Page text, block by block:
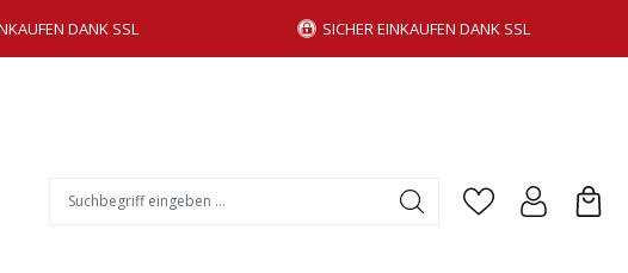
DANK SSL SICHER EINKAUFEN DANK SSL